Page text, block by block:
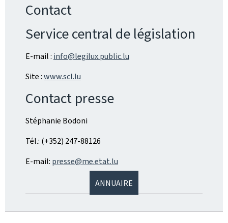
Contact
Service central de législation
E-mail : info@legilux.public.lu
Site :www.scl.lu
Contact presse
Stéphanie Bodoni
Tél.: (+352) 247-88126
E-mail: presse@me.etat.lu
ANNUAIRE